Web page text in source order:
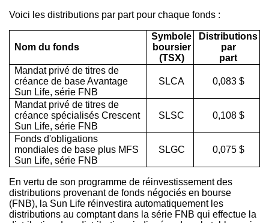
Voici les distributions par part pour chaque fonds :
Nom du fonds
Symbole
boursier
(TSX)
Distributions
par
part
Mandat privé de titres de
créance de base Avantage
Sun Life, série FNB
SLCA 0,083 $
Mandat privé de titres de
créance spécialisés Crescent
Sun Life, série FNB
SLSC 0,108 $
Fonds d'obligations
mondiales de base plus MFS
Sun Life, série FNB
SLGC 0,075 $
En vertu de son programme de réinvestissement des
distributions provenant de fonds négociés en bourse
(FNB), la Sun Life réinvestira automatiquement les
distributions au comptant dans la série FNB qui effectue la